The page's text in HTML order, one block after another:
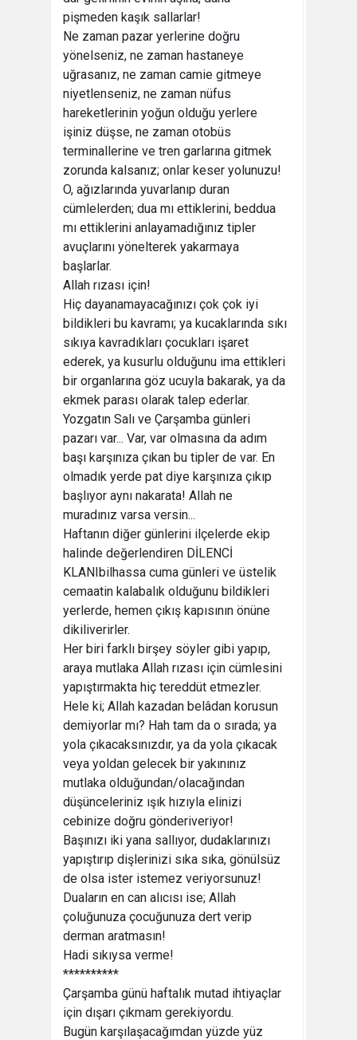
pişmeden kaşık sallarlar!
Ne zaman pazar yerlerine doğru
yönelseniz, ne zaman hastaneye
uğrasanız, ne zaman camie gitmeye
niyetlenseniz, ne zaman nüfus
hareketlerinin yoğun olduğu yerlere
işiniz düşse, ne zaman otobüs
terminallerine ve tren garlarına gitmek
zorunda kalsanız; onlar keser yolunuzu!
O, ağızlarında yuvarlanıp duran
cümlelerden; dua mı ettiklerini, beddua
mı ettiklerini anlayamadığınız tipler
avuçlarını yönelterek yakarmaya
başlarlar.
Allah rızası için!
Hiç dayanamayacağınızı çok çok iyi
bildikleri bu kavramı; ya kucaklarında sıkı
sıkıya kavradıkları çocukları işaret
ederek, ya kusurlu olduğunu ima ettikleri
bir organlarına göz ucuyla bakarak, ya da
ekmek parası olarak talep ederlar.
Yozgatın Salı ve Çarşamba günleri
pazarı var... Var, var olmasına da adım
başı karşınıza çıkan bu tipler de var. En
olmadık yerde pat diye karşınıza çıkıp
başlıyor aynı nakarata! Allah ne
muradınız varsa versin...
Haftanın diğer günlerini ilçelerde ekip
halinde değerlendiren DİLENCİ
KLANIbilhassa cuma günleri ve üstelik
cemaatin kalabalık olduğunu bildikleri
yerlerde, hemen çıkış kapısının önüne
dikiliverirler.
Her biri farklı birşey söyler gibi yapıp,
araya mutlaka Allah rızası için cümlesini
yapıştırmakta hiç tereddüt etmezler.
Hele ki; Allah kazadan belâdan korusun
demiyorlar mı? Hah tam da o sırada; ya
yola çıkacaksınızdır, ya da yola çıkacak
veya yoldan gelecek bir yakınınız
mutlaka olduğundan/olacağından
düşünceleriniz ışık hızıyla elinizi
cebinize doğru gönderiveriyor!
Başınızı iki yana sallıyor, dudaklarınızı
yapıştırıp dişlerinizi sıka sıka, gönülsüz
de olsa ister istemez veriyorsunuz!
Duaların en can alıcısı ise; Allah
çoluğunuza çocuğunuza dert verip
derman aratmasın!
Hadi sıkıysa verme!
**********
Çarşamba günü haftalık mutad ihtiyaçlar
için dışarı çıkmam gerekiyordu.
Bugün karşılaşacağımdan yüzde yüz